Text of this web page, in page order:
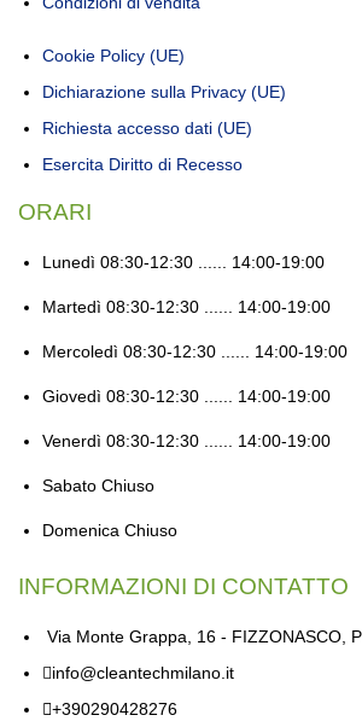
Cookie Policy (UE)
Dichiarazione sulla Privacy (UE)
Richiesta accesso dati (UE)
Esercita Diritto di Recesso
ORARI
Lunedì 08:30-12:30 ...... 14:00-19:00
Martedì 08:30-12:30 ...... 14:00-19:00
Mercoledì 08:30-12:30 ...... 14:00-19:00
Giovedì 08:30-12:30 ...... 14:00-19:00
Venerdì 08:30-12:30 ...... 14:00-19:00
Sabato Chiuso
Domenica Chiuso
INFORMAZIONI DI CONTATTO
Via Monte Grappa, 16 - FIZZONASCO,
info@cleantechmilano.it
+390290428276